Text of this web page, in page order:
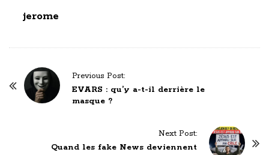
jerome
Previous Post:
EVARS : qu’y a-t-il derrière le
masque ?
Next Post:
Quand les fake News deviennent